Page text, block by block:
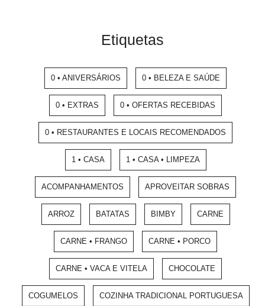
Etiquetas
0 • ANIVERSÁRIOS 0 • BELEZA E SAÚDE
0 • EXTRAS 0 • OFERTAS RECEBIDAS
0 • RESTAURANTES E LOCAIS RECOMENDADOS
1 • CASA 1 • CASA • LIMPEZA
ACOMPANHAMENTOS APROVEITAR SOBRAS
ARROZ BATATAS BIMBY CARNE
CARNE • FRANGO CARNE • PORCO
CARNE • VACA E VITELA CHOCOLATE
COGUMELOS COZINHA TRADICIONAL PORTUGUESA